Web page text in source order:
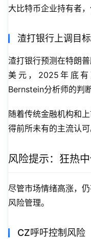
大比特币企业持有者，
渣打银行上调目
渣打银行预测在特朗
美元，2025年底
Bernstein分析师的判
随着传统金融机构和
得前所未有的主流认可
风险提示：狂热
尽管市场情绪高涨，
风险管理。
CZ呼吁控制风险